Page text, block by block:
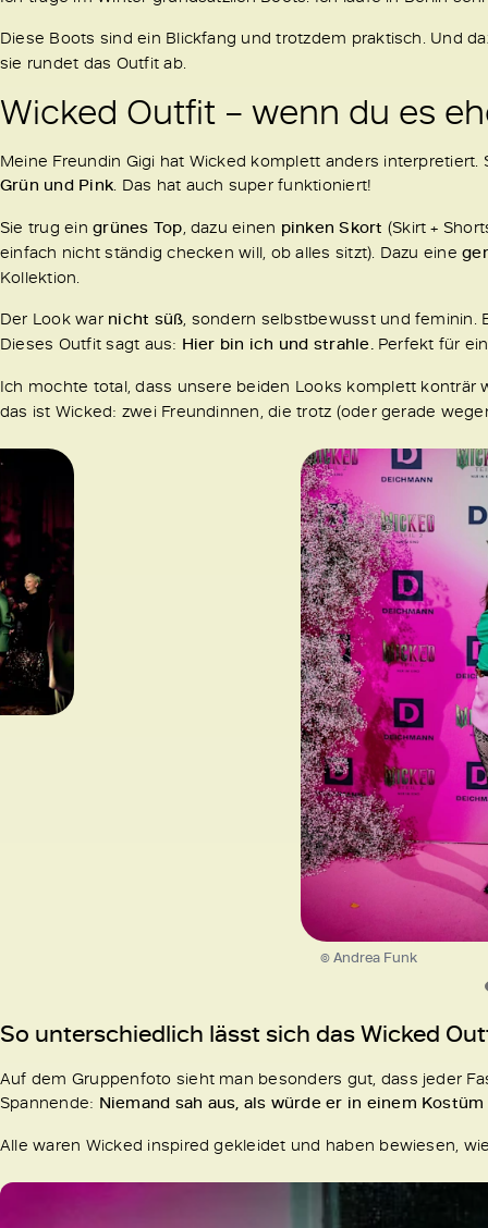
Diese Boots sind ein Blickfang und trotzdem praktisch. Und
sie rundet das Outfit ab.
Wicked Outfit – wenn du es
Meine Freundin Gigi hat Wicked komplett anders
Grün und Pink . Das hat auch super funktioniert!
Sie trug eingrünes Top , dazu einen pinken Skort (Skirt +
einfach nicht ständig checken will, ob alles sitzt). Dazu eine
Kollektion.
Der Look war nicht süß , sondern selbstbewusst und
Dieses Outfit sagt aus: Hier bin ich und strahle. Perfekt für
Ich mochte total, dass unsere beiden Looks komplett konträr
das ist Wicked: zwei Freundinnen, die trotz (oder gerade
© Andrea Funk
So unterschiedlich lässt sich das Wicked
Auf dem Gruppenfoto sieht man besonders gut, dass jeder
Spannende: Niemand sah aus, als würde er in einem
Alle waren Wicked inspired gekleidet und haben bewiesen,